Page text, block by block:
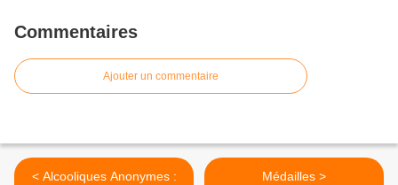
Commentaires
Ajouter un commentaire
< Alcooliques Anonymes :
Médailles >